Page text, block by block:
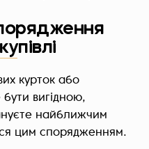
курток або
вигідною,
найближчим
цим спорядженням.